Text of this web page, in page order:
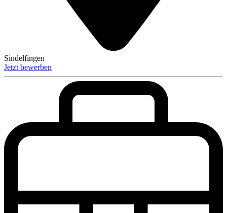
Sindelfingen
Jetzt bewerben